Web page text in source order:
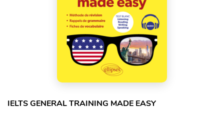
IELTS GENERAL TRAINING MADE EASY